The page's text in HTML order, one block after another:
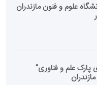
علوم و فنون مازندران
پارک علم و فناوری"